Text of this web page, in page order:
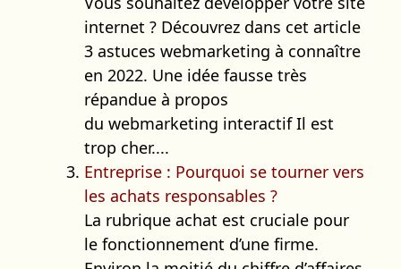
internet ? Découvrez dans cet article
3 astuces webmarketing à connaître
en 2022. Une idée fausse très
répandue à propos
du webmarketing interactif Il est
trop cher....
Entreprise : Pourquoi se tourner vers
les achats responsables ?
La rubrique achat est cruciale pour
le fonctionnement d’une firme.